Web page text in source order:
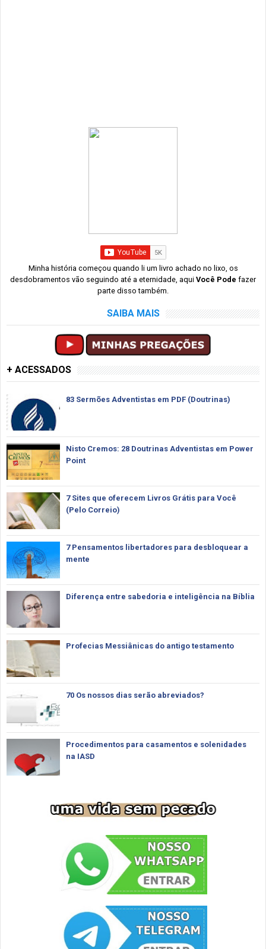
Minha história começou quando li um livro achado no lixo, os
desdobramentos vão seguindo até a eternidade, aqui Você Pode fazer
parte disso também.
SAIBA MAIS
+ ACESSADOS
83 Sermões Adventistas em PDF (Doutrinas)
Nisto Cremos: 28 Doutrinas Adventistas em Power
Point
7 Sites que oferecem Livros Grátis para Você
(Pelo Correio)
7 Pensamentos libertadores para desbloquear a
mente
Diferença entre sabedoria e inteligência na Bíblia
Profecias Messiânicas do antigo testamento
70 Os nossos dias serão abreviados?
Procedimentos para casamentos e solenidades
na IASD